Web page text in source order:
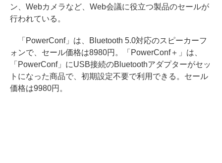
ン、Webカメラなど、Web会議に役立つ製品のセールが
行われている。
「PowerConf」は、Bluetooth 5.0対応のスピーカーフ
ォンで、セール価格は8980円。「PowerConf＋」は、
「PowerConf」にUSB接続のBluetoothアダプターがセッ
トになった商品で、初期設定不要で利用できる。セール
価格は9980円。